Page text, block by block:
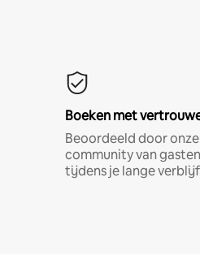
Boeken met
Beoordeeld door
community van
tijdens je lange